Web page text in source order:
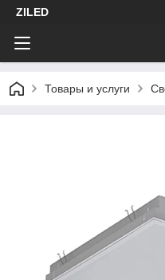
ZILED
Товары и услуги